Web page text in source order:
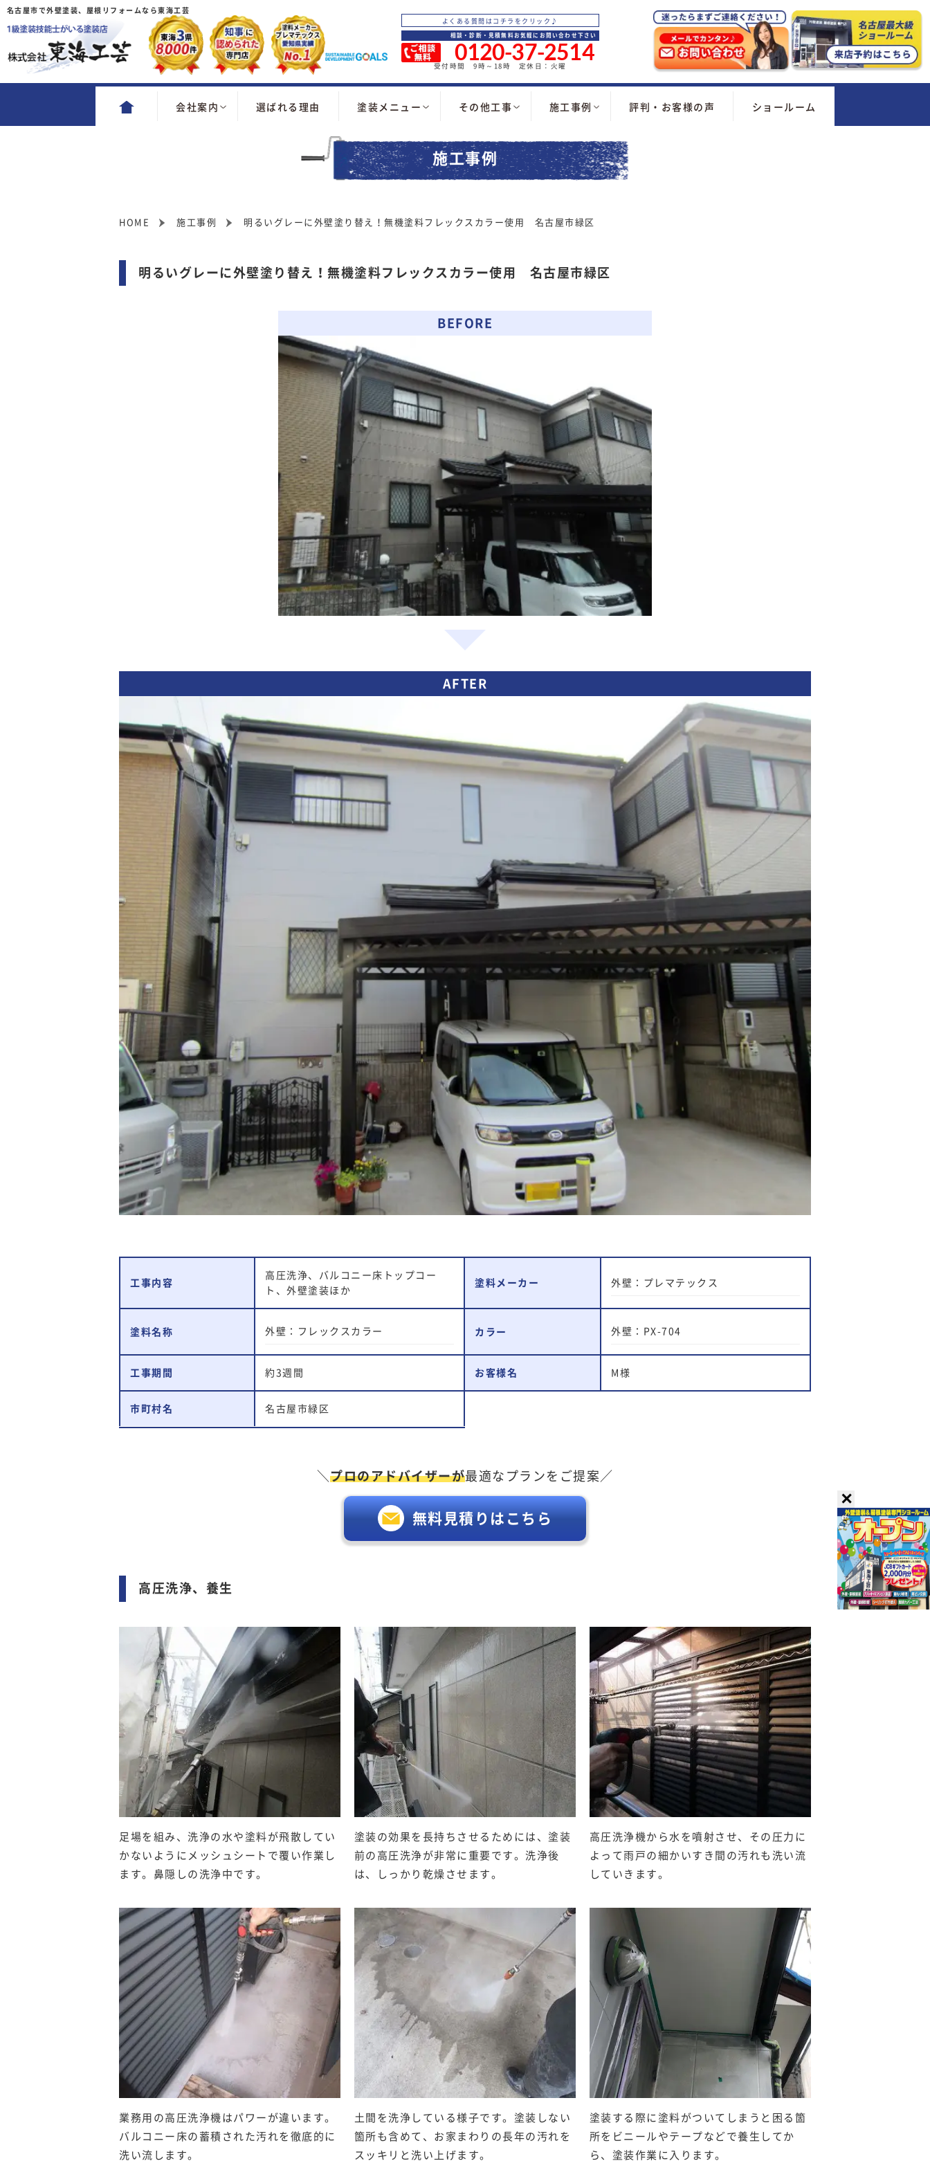
名古屋市で外壁塗装、屋根リフォームなら東海工芸
よくある質問はコチラをクリック♪
相談・診断・見積無料お気軽にお問い合わせ下さい
0120-37-2514
受付時間 9時～18時 定休日：火曜
会社案内 選ばれる理由 塗装メニュー その他工事 施工事例 評判・お客様の声 ショールーム
施工事例
HOME 施工事例 明るいグレーに外壁塗り替え！無機塗料フレックスカラー使用 名古屋市緑区
明るいグレーに外壁塗り替え！無機塗料フレックスカラー使用 名古屋市緑区
BEFORE
AFTER
工事内容
高圧洗浄、バルコニー床トップコー
ト、外壁塗装ほか
塗料メーカー 外壁：プレマテックス
塗料名称 外壁：フレックスカラー カラー 外壁：PX-704
工事期間 約3週間 お客様名 M様
市町村名 名古屋市緑区
＼ プロのアドバイザーが最適なプランをご提案／
無料見積りはこちら
高圧洗浄、養生
足場を組み、洗浄の水や塗料が飛散してい
かないようにメッシュシートで覆い作業し
ます。鼻隠しの洗浄中です。
塗装の効果を長持ちさせるためには、塗装
前の高圧洗浄が非常に重要です。洗浄後
は、しっかり乾燥させます。
高圧洗浄機から水を噴射させ、その圧力に
よって雨戸の細かいすき間の汚れも洗い流
していきます。
業務用の高圧洗浄機はパワーが違います。
バルコニー床の蓄積された汚れを徹底的に
洗い流します。
土間を洗浄している様子です。塗装しない
箇所も含めて、お家まわりの長年の汚れを
スッキリと洗い上げます。
塗装する際に塗料がついてしまうと困る箇
所をビニールやテープなどで養生してか
ら、塗装作業に入ります。
✕